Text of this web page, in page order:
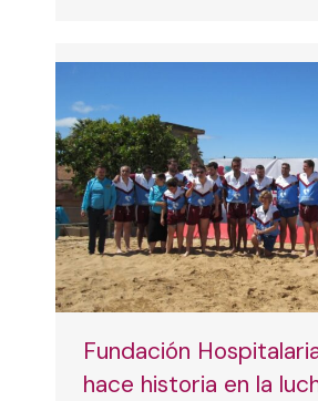
Fundación
hace historia en la